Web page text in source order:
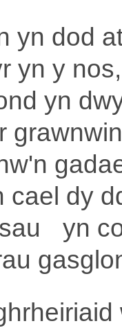
yn dod
yn y nos,
yn
cael dy
yn